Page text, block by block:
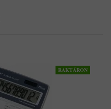
RAKTÁRON